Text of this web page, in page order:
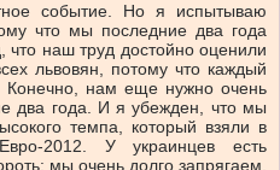
событие. Но я испытываю
что мы последние два года
наш труд достойно оценили
львовян, потому что каждый
Конечно, нам еще нужно очень
два года. И я убежден, что мы
темпа, который взяли в
2012. У украинцев есть
мы очень долго запрягаем,